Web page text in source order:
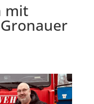
mit